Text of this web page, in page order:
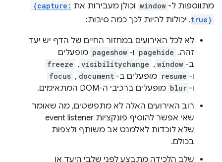
מתווספות ל- window וכולן מעבירות את {capture:
true}. יכולות להיות לכך כמה סיבות:
לא לכל האירועים במחזור החיים של הדף יש יעד
זהה. ‫ pagehide ו- pageshow מופעלים
ב- window
,‏
visibilitychange
,‏
freeze
ו- resume מופעלים ב- document
,‏
focus
ו- blur מופעלים ברכיבי ה-DOM המתאימים.
רוב האירועים האלה לא מתפשטים, מה שאומר
שאי אפשר להוסיף פונקציות event listener
שלא לוכדות לאלמנט אב משותף ולצפות
בכולם.
שלב הלכידה מתבצע לפני שלבי היעד או